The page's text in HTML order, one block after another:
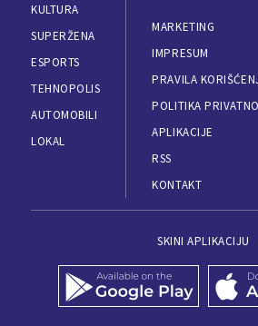
KULTURA
SUPERŽENA
ESPORTS
TEHNOPOLIS
AUTOMOBILI
LOKAL
MARKETING
IMPRESUM
PRAVILA
POLITIKA
APLIKACIJE
RSS
KONTAKT
SKINI APLIKACIJU